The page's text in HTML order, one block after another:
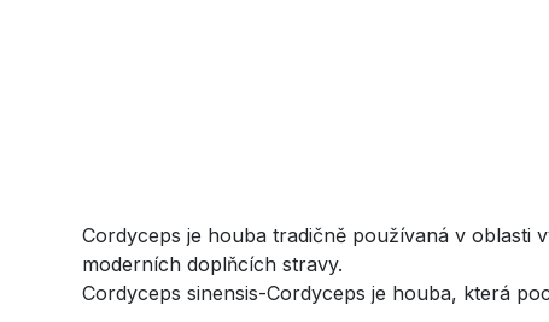
Cordyceps je houba tradičně používaná v oblasti
moderních doplňcích stravy.
Cordyceps sinensis-Cordyceps je houba, která